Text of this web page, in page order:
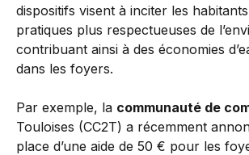
dispositifs visent à inciter les
pratiques plus respectueuses de
contribuant ainsi à des économies
dans les foyers.
Par exemple, la communauté de
Touloises (CC2T) a récemment
place d’une aide de 50 € pour les